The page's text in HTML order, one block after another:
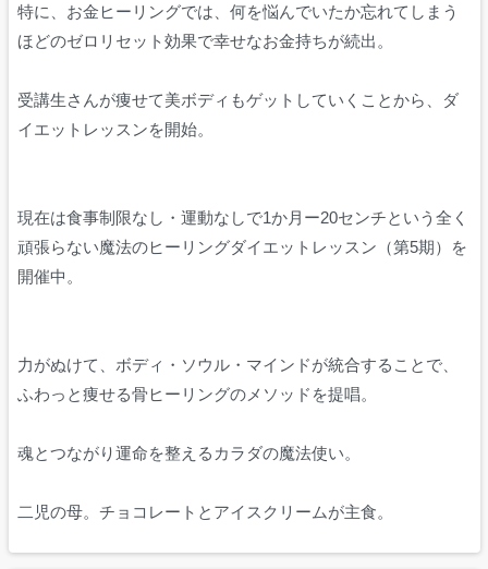
特に、お金ヒーリングでは、何を悩んでいたか忘れてしまう
ほどのゼロリセット効果で幸せなお金持ちが続出。
受講生さんが痩せて美ボディもゲットしていくことから、ダ
イエットレッスンを開始。
現在は食事制限なし・運動なしで1か月ー20センチという全く
頑張らない魔法のヒーリングダイエットレッスン（第5期）を
開催中。
力がぬけて、ボディ・ソウル・マインドが統合することで、
ふわっと痩せる骨ヒーリングのメソッドを提唱。
魂とつながり運命を整えるカラダの魔法使い。
二児の母。チョコレートとアイスクリームが主食。